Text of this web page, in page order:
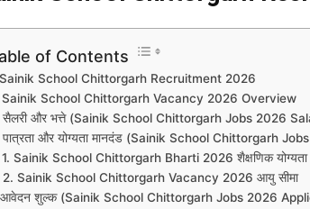
of Contents
School Chittorgarh Recruitment 2026
Sainik School Chittorgarh Vacancy 2026 Overview
सैलरी और भत्ते (Sainik School Chittorgarh Jobs 2026
पात्रता और योग्यता मानदंड (Sainik School Chittorgarh
1. Sainik School Chittorgarh Bharti 2026 शैक्षणिक योग्यता
2. Sainik School Chittorgarh Vacancy 2026 आयु सीमा
आवेदन शुल्क (Sainik School Chittorgarh Jobs 2026